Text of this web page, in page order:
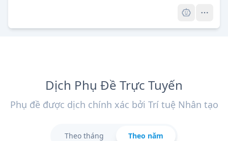
Dịch Phụ Đề Trực Tuyến
Phụ đề được dịch chính xác bởi Trí tuệ Nhân tạo
Theo tháng Theo năm